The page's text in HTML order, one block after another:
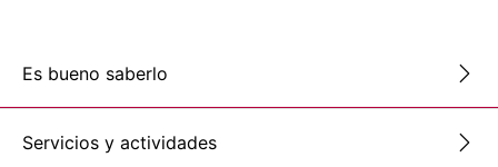
Es bueno saberlo
Servicios y actividades